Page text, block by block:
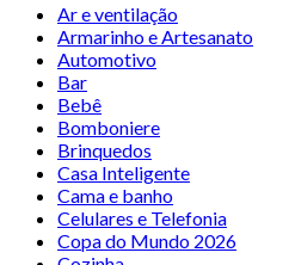
Ar e ventilação
Armarinho e Artesanato
Automotivo
Bar
Bebê
Bomboniere
Brinquedos
Casa Inteligente
Cama e banho
Celulares e Telefonia
Copa do Mundo 2026